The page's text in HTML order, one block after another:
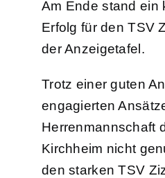
Am Ende stand ein
Erfolg für den TSV
der Anzeigetafel.
Trotz einer guten
engagierten
Herrenmannschaft
Kirchheim nicht
den starken TSV